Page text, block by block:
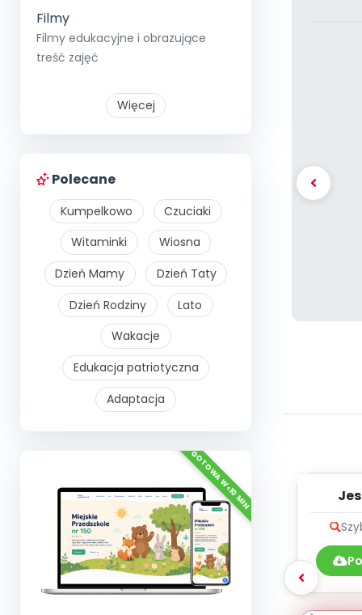
Filmy
Filmy edukacyjne i obrazujące
treść zajęć
Więcej
Polecane
Kumpelkowo
Czuciaki
Witaminki
Wiosna
Dzień Mamy
Dzień Taty
Dzień Rodziny
Lato
Wakacje
Edukacja patriotyczna
Adaptacja